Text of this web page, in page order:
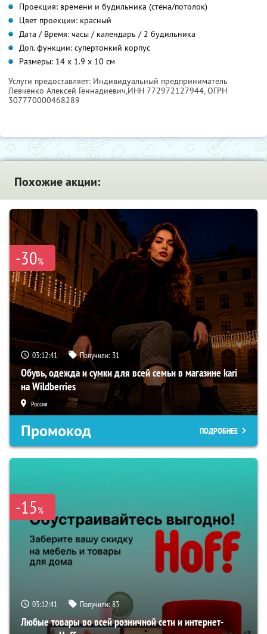
Проекция: времени и будильника (стена/потолок)
Цвет проекции: красный
Дата / Время: часы / календарь / 2 будильника
Доп. функции: супертонкий корпус
Размеры: 14 х 1.9 х 10 см
Услуги предоставляет: Индивидуальный предприниматель
Левченко Алексей Геннадиевич,ИНН 772972127944, ОГРН
307770000468289
Похожие акции:
-30%
03:12:39 Получили: 31
Обувь, одежда и сумки для всей семьи в магазине kari
на Wildberries
Россия
Промокод ПОДРОБНЕЕ
-15%
03:12:39 Получили:83
Любые товары во всей розничной сети и интернет-